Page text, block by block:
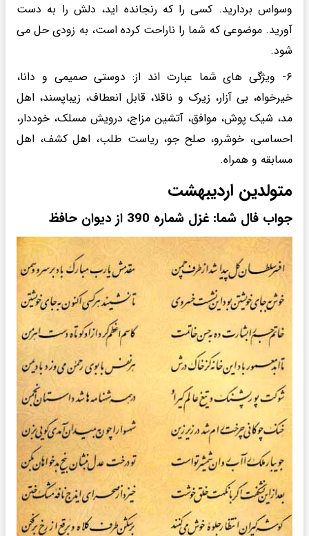
وسواس بردارید. کسی را که رنجانده اید، دلش را به دست
آورید. موضوعی که شما را ناراحت کرده است، به زودی حل می
شود.
۶- ویژگی های شما عبارت اند از: دوستی صمیمی و دانا،
خیرخواه، بی آزار، زیرک و ناقلا، قابل انعطاف، زیباپسند، اهل
مد، شیک پوش، موافق، آتشین مزاج، درویش مسلک، خوددار،
احساسی، خوشرو، صلح جو، ریاست طلب، اهل کشف، اهل
مسابقه و همراه.
متولدین اردیبهشت
جواب فال شما: غزل شماره 390 از دیوان حافظ